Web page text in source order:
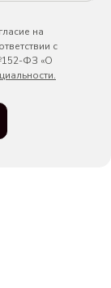
на
с
ФЗ «О